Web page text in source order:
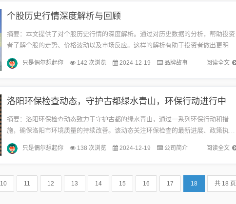
个股历史行情深度解析与回顾
摘要：本文提供了对个股历史行情的深度解析。通过对历史数据的分析，帮助投资
者了解个股的走势、价格波动以及市场反应。这样的解析有助于投资者做出更明智
的决策，把握市场趋势，降低投资风险。通过对历史行情的研究，投资者可以更
好...
阅读全文
只是偶尔想起你 142 次浏览 2024-12-19 品牌故事
洛阳环保检查动态，守护古都绿水青山，环保行动进行中
摘要：洛阳环保检查动态致力于守护古都的绿水青山，通过一系列环保行动和措
施，确保洛阳市环境质量的持续改善。该动态关注环保检查的最新进展、政策执行
以及污染治理情况，旨在推动洛阳环境保护工作不断向前发展，为市民创造更加宜
居...
阅读全文
只是偶尔想起你 138 次浏览 2024-12-19 公司简介
10 11 12 13 14 15 16 17 18 共 18 页